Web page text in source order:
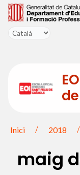
Vés
contingut
Inici 2018
maig